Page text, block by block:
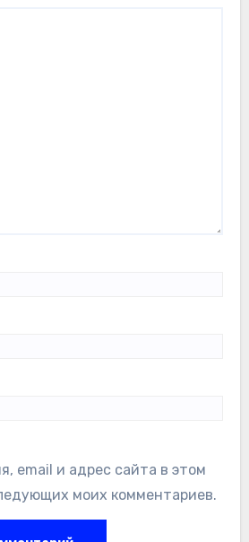
email и адрес сайта в этом
моих комментариев.